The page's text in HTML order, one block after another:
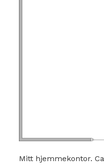
Mitt hjemmekontor.